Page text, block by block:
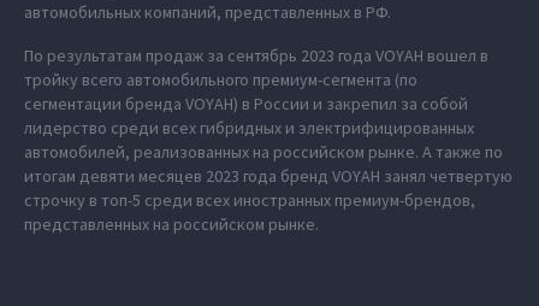
автомобильных компаний, представленных в РФ.
По результатам продаж за сентябрь 2023 года VOYAH вошел в
тройку всего автомобильного премиум-сегмента (по
сегментации бренда VOYAH) в России и закрепил за собой
лидерство среди всех гибридных и электрифицированных
автомобилей, реализованных на российском рынке. А также по
итогам девяти месяцев 2023 года бренд VOYAH занял четвертую
строчку в топ-5 среди всех иностранных премиум-брендов,
представленных на российском рынке.